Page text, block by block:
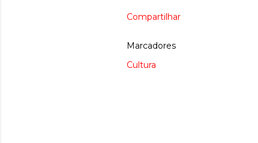
Compartilhar
Marcadores
Cultura